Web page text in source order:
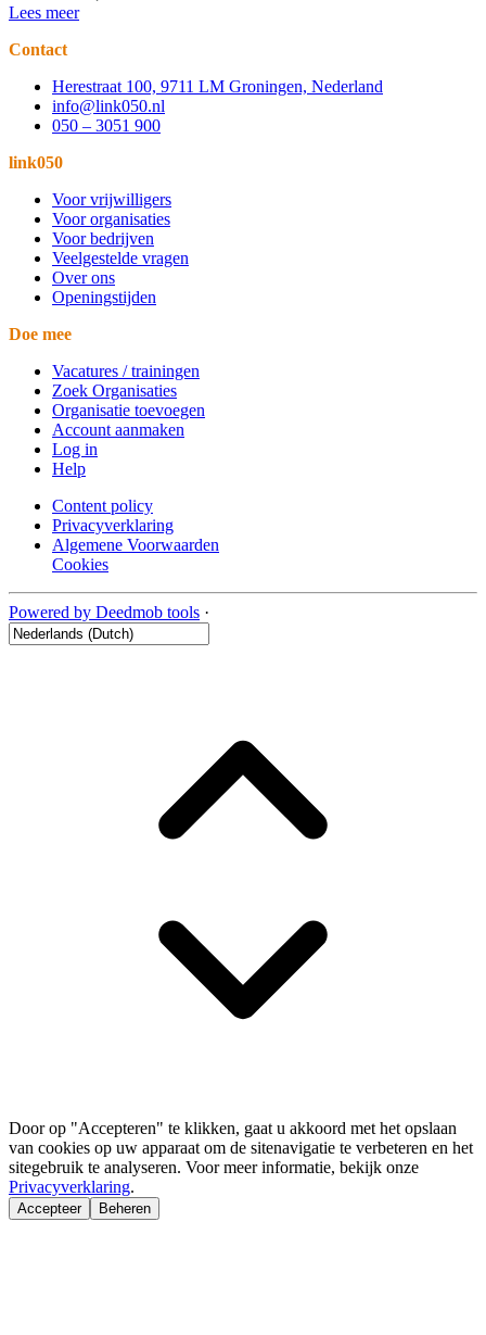
Lees meer
Contact
Herestraat 100, 9711 LM Groningen, Nederland
info@link050.nl
050 – 3051 900
link050
Voor vrijwilligers
Voor organisaties
Voor bedrijven
Veelgestelde vragen
Over ons
Openingstijden
Doe mee
Vacatures / trainingen
Zoek Organisaties
Organisatie toevoegen
Account aanmaken
Log in
Help
Content policy
Privacyverklaring
Algemene Voorwaarden
Cookies
Powered by Deedmob tools ·
Door op "Accepteren" te klikken, gaat u akkoord met het opslaan
van cookies op uw apparaat om de sitenavigatie te verbeteren en het
sitegebruik te analyseren. Voor meer informatie, bekijk onze
Privacyverklaring.
Accepteer Beheren